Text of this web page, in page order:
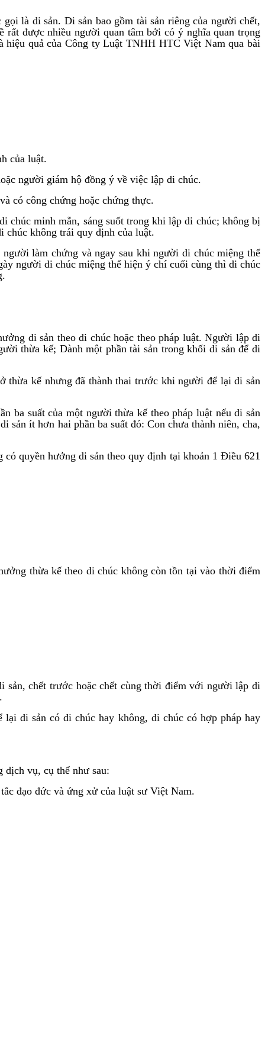
là di sản. Di sản bao gồm tài sản riêng của người chết,
được nhiều người quan tâm bởi có ý nghĩa quan trọng
hiệu quả của Công ty Luật TNHH HTC Việt Nam qua bài
của luật.
người giám hộ đồng ý về việc lập di chúc.
có công chứng hoặc chứng thực.
chúc minh mẫn, sáng suốt trong khi lập di chúc; không bị
chúc không trái quy định của luật.
làm chứng và ngay sau khi người di chúc miệng thể
người di chúc miệng thể hiện ý chí cuối cùng thì di chúc
di sản theo di chúc hoặc theo pháp luật. Người lập di
thừa kế; Dành một phần tài sản trong khối di sản để di
thừa kế nhưng đã thành thai trước khi người để lại di sản
ba suất của một người thừa kế theo pháp luật nếu di sản
ít hơn hai phần ba suất đó: Con chưa thành niên, cha,
quyền hưởng di sản theo quy định tại khoản 1 Điều 621
thừa kế theo di chúc không còn tồn tại vào thời điểm
sản, chết trước hoặc chết cùng thời điểm với người lập di
di sản có di chúc hay không, di chúc có hợp pháp hay
vụ, cụ thể như sau:
đạo đức và ứng xử của luật sư Việt Nam.